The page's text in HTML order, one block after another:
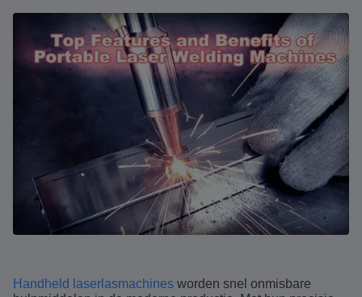
Handheld laserlasmachines worden snel onmisbare